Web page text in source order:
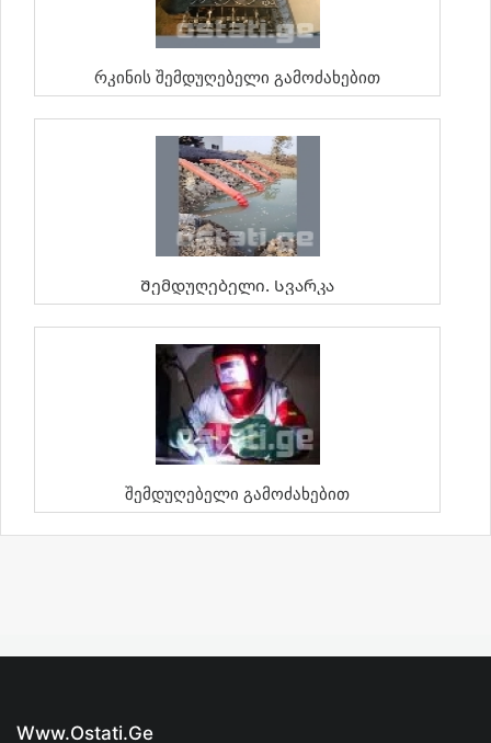
Რკინის Შემდუღებელი Გამოძახებით
Შემდუღებელი. Სვარკა
Შემდუღებელი Გამოძახებით
Www.ostati.ge